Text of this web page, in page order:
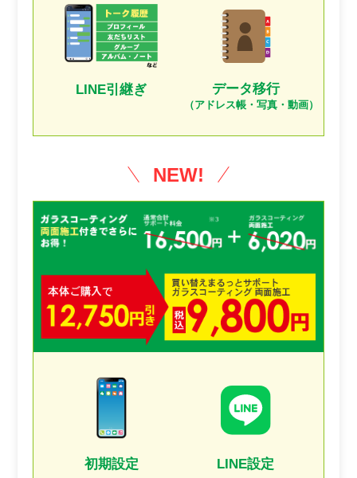
LINE引継ぎ データ移行
（アドレス帳・写真・動画）
NEW!
初期設定 LINE設定